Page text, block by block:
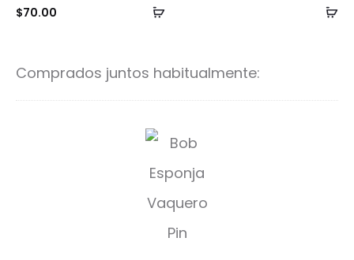
Añadir
$70.00
Comprados juntos habitualmente:
B
o
b
E